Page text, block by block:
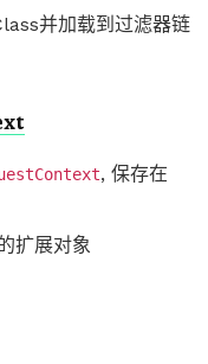
并加载到过滤器链
, 保存在
扩展对象